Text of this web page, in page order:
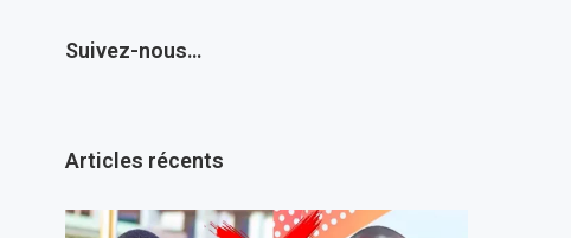
Suivez-nous…
Articles récents